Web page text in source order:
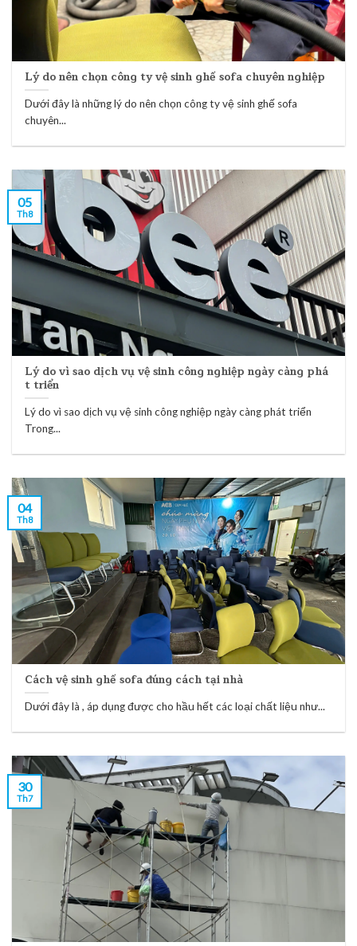
Lý do nên chọn công ty vệ sinh ghế sofa chuyên nghiệp
Dưới đây là những lý do nên chọn công ty vệ sinh ghế sofa
chuyên...
Lý do vì sao dịch vụ vệ sinh công nghiệp ngày càng phá
t triển
Lý do vì sao dịch vụ vệ sinh công nghiệp ngày càng phát triển
Trong...
05
Th8
Cách vệ sinh ghế sofa đúng cách tại nhà
Dưới đây là , áp dụng được cho hầu hết các loại chất liệu như...
04
Th8
30
Th7